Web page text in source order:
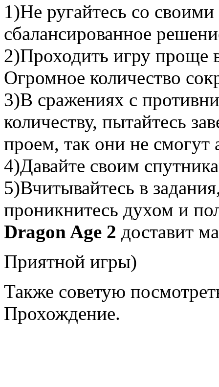
1)Не ругайтесь со
сбалансированное
2)Проходить игру проще
Огромное количество
3)В сражениях с
количеству, пытайтесь
проем, так они не смогут
4)Давайте своим
5)Вчитывайтесь в
проникнитесь духом и
Dragon Age 2 доставит
Приятной игры)
Также советую
Прохождение.